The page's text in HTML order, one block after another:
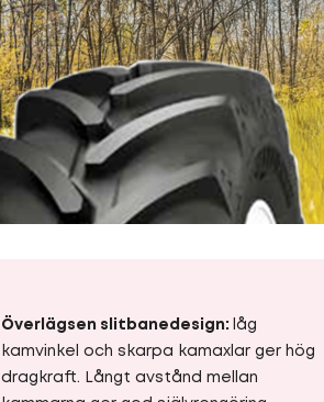
Överlägsen slitbanedesign: låg
kamvinkel och skarpa kamaxlar ger hög
dragkraft. Långt avstånd mellan